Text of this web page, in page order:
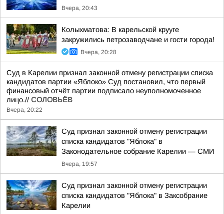
Вчера, 20:43
Колыхматова: В карельской крууге
закружились петрозаводчане и гости города!
Вчера, 20:28
Суд в Карелии признал законной отмену регистрации списка
кандидатов партии «Яблоко» Суд постановил, что первый
финансовый отчёт партии подписало неуполномоченное
лицо.// СОЛОВЬЁВ
Вчера, 20:22
Суд признал законной отмену регистрации
списка кандидатов "Яблока" в
Законодательное собрание Карелии — СМИ
Вчера, 19:57
Суд признал законной отмену регистрации
списка кандидатов "Яблока" в Заксобрание
Карелии